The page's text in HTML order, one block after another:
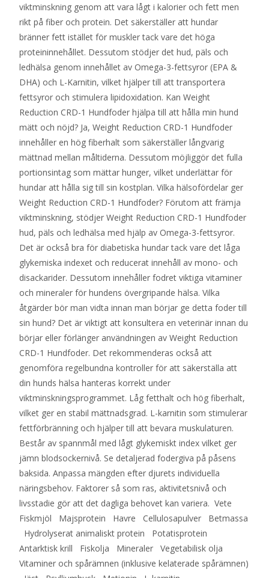
viktminskning genom att vara lågt i kalorier och fett men
rikt på fiber och protein. Det säkerställer att hundar
bränner fett istället för muskler tack vare det höga
proteininnehållet. Dessutom stödjer det hud, päls och
ledhälsa genom innehållet av Omega-3-fettsyror (EPA &
DHA) och L-Karnitin, vilket hjälper till att transportera
fettsyror och stimulera lipidoxidation. Kan Weight
Reduction CRD-1 Hundfoder hjälpa till att hålla min hund
mätt och nöjd? Ja, Weight Reduction CRD-1 Hundfoder
innehåller en hög fiberhalt som säkerställer långvarig
mättnad mellan måltiderna. Dessutom möjliggör det fulla
portionsintag som mättar hunger, vilket underlättar för
hundar att hålla sig till sin kostplan. Vilka hälsofördelar ger
Weight Reduction CRD-1 Hundfoder? Förutom att främja
viktminskning, stödjer Weight Reduction CRD-1 Hundfoder
hud, päls och ledhälsa med hjälp av Omega-3-fettsyror.
Det är också bra för diabetiska hundar tack vare det låga
glykemiska indexet och reducerat innehåll av mono- och
disackarider. Dessutom innehåller fodret viktiga vitaminer
och mineraler för hundens övergripande hälsa. Vilka
åtgärder bör man vidta innan man börjar ge detta foder till
sin hund? Det är viktigt att konsultera en veterinär innan du
börjar eller förlänger användningen av Weight Reduction
CRD-1 Hundfoder. Det rekommenderas också att
genomföra regelbundna kontroller för att säkerställa att
din hunds hälsa hanteras korrekt under
viktminskningsprogrammet. Låg fetthalt och hög fiberhalt,
vilket ger en stabil mättnadsgrad. L-karnitin som stimulerar
fettförbränning och hjälper till att bevara muskulaturen.
Består av spannmål med lågt glykemiskt index vilket ger
jämn blodsockernivå. Se detaljerad fodergiva på påsens
baksida. Anpassa mängden efter djurets individuella
näringsbehov. Faktorer så som ras, aktivitetsnivå och
livsstadie gör att det dagliga behovet kan variera. Vete
Fiskmjöl Majsprotein Havre Cellulosapulver Betmassa
Hydrolyserat animaliskt protein Potatisprotein
Antarktisk krill Fiskolja Mineraler Vegetabilisk olja
Vitaminer och spårämnen (inklusive kelaterade spårämnen)